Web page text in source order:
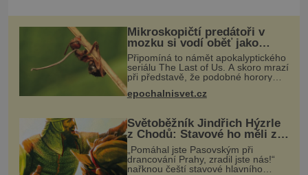
Mikroskopičtí predátoři v
mozku si vodí oběť jako
loutku
Připomíná to námět apokalyptického
seriálu The Last of Us. A skoro mrazí
při představě, že podobné horory
probíhají v přírodě běžně – s tím
rozdílem, že nejde pouze o infekce
epochalnisvet.cz
Světoběžník Jindřich Hýzrle
z Chodů: Stavové ho měli za
zrádce
„Pomáhal jste Pasovským při
drancování Prahy, zradil jste nás!“
nařknou čeští stavové hlavního